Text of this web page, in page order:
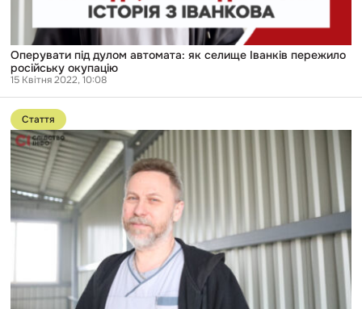
Оперувати під дулом автомата: як селище Іванків пережило
російську окупацію
15 Квітня 2022, 10:08
Перейти
до
публікації
Під
дулом
автомата:
як
місцевий
хірург
врятував
прооперувавши
Стаття